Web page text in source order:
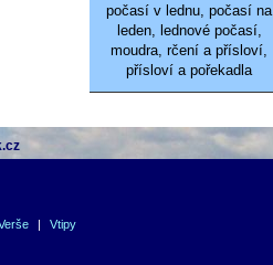
počasí v lednu, počasí na
leden, lednové počasí,
moudra, rčení a přísloví,
přísloví a pořekadla
| Vtipy